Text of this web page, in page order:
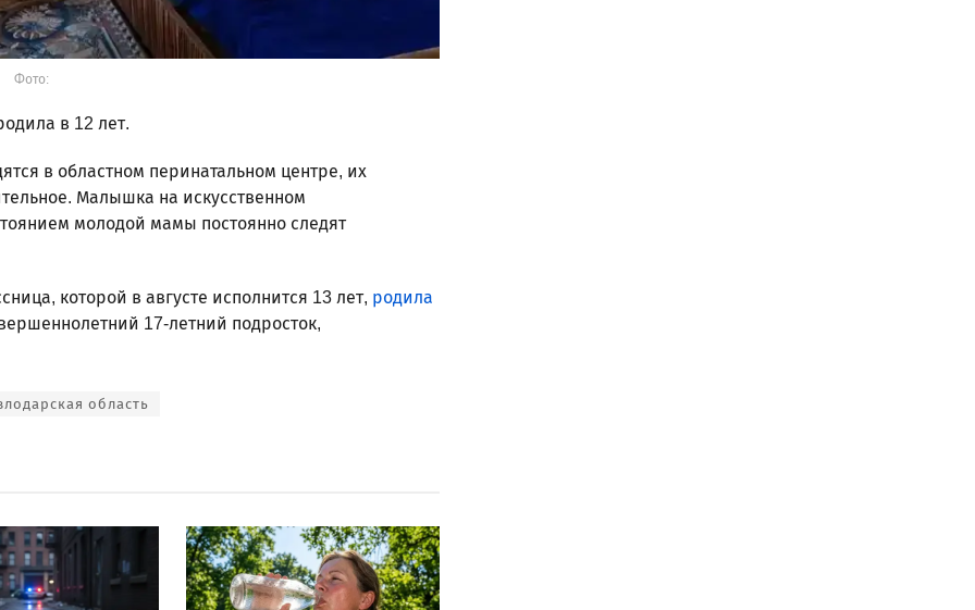
Фото:
в 12 лет.
в областном перинатальном центре, их
Малышка на искусственном
молодой мамы постоянно следят
которой в августе исполнится 13 лет, родила
17-летний подросток,
область